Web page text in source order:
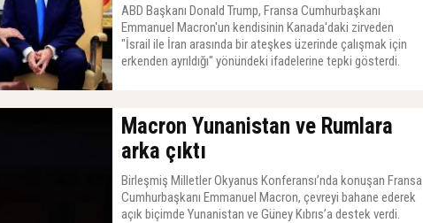
ABD Başkanı Donald Trump, Fransa Cumhurbaşkanı
Emmanuel Macron'un kendisinin Kanada'daki zirveden
"İsrail ile İran arasında bir ateşkes üzerinde çalışmak için
erkenden ayrıldığı" yönündeki ifadelerine tepki gösterdi.
Macron Yunanistan ve Rumlara
arka çıktı
Birleşmiş Milletler Okyanus Konferansı’nda konuşan Fransa
Cumhurbaşkanı Emmanuel Macron, çevreyi bahane ederek
açık biçimde Yunanistan ve Güney Kıbrıs’a destek verdi.